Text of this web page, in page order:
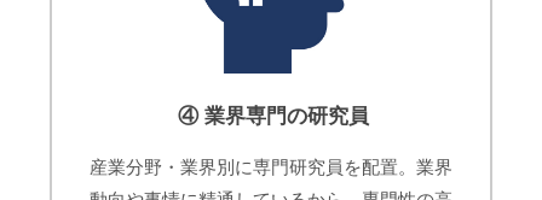
④ 業界専門の研究員
産業分野・業界別に専門研究員を配置。業界